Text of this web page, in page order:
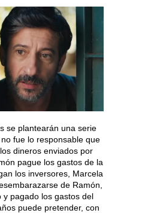
se plantearán una serie
fue lo responsable que
dineros enviados por
pague los gastos de la
los inversores, Marcela
de Ramón,
y pagado los gastos del
puede pretender, con